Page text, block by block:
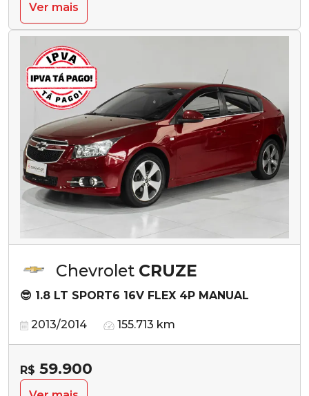
Ver mais
Chevrolet CRUZE
😎 1.8 LT SPORT6 16V FLEX 4P MANUAL
2013/2014 155.713 km
R$ 59.900